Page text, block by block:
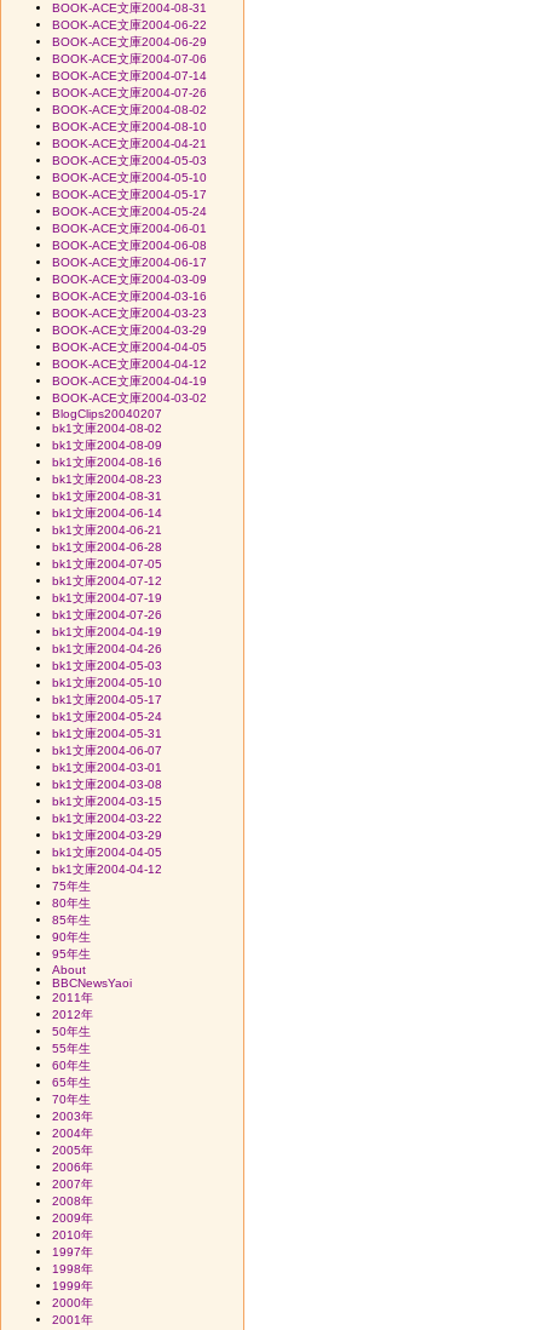
BOOK-ACE文庫2004-08-31
BOOK-ACE文庫2004-06-22
BOOK-ACE文庫2004-06-29
BOOK-ACE文庫2004-07-06
BOOK-ACE文庫2004-07-14
BOOK-ACE文庫2004-07-26
BOOK-ACE文庫2004-08-02
BOOK-ACE文庫2004-08-10
BOOK-ACE文庫2004-04-21
BOOK-ACE文庫2004-05-03
BOOK-ACE文庫2004-05-10
BOOK-ACE文庫2004-05-17
BOOK-ACE文庫2004-05-24
BOOK-ACE文庫2004-06-01
BOOK-ACE文庫2004-06-08
BOOK-ACE文庫2004-06-17
BOOK-ACE文庫2004-03-09
BOOK-ACE文庫2004-03-16
BOOK-ACE文庫2004-03-23
BOOK-ACE文庫2004-03-29
BOOK-ACE文庫2004-04-05
BOOK-ACE文庫2004-04-12
BOOK-ACE文庫2004-04-19
BOOK-ACE文庫2004-03-02
BlogClips20040207
bk1文庫2004-08-02
bk1文庫2004-08-09
bk1文庫2004-08-16
bk1文庫2004-08-23
bk1文庫2004-08-31
bk1文庫2004-06-14
bk1文庫2004-06-21
bk1文庫2004-06-28
bk1文庫2004-07-05
bk1文庫2004-07-12
bk1文庫2004-07-19
bk1文庫2004-07-26
bk1文庫2004-04-19
bk1文庫2004-04-26
bk1文庫2004-05-03
bk1文庫2004-05-10
bk1文庫2004-05-17
bk1文庫2004-05-24
bk1文庫2004-05-31
bk1文庫2004-06-07
bk1文庫2004-03-01
bk1文庫2004-03-08
bk1文庫2004-03-15
bk1文庫2004-03-22
bk1文庫2004-03-29
bk1文庫2004-04-05
bk1文庫2004-04-12
75年生
80年生
85年生
90年生
95年生
About
BBCNewsYaoi
2011年
2012年
50年生
55年生
60年生
65年生
70年生
2003年
2004年
2005年
2006年
2007年
2008年
2009年
2010年
1997年
1998年
1999年
2000年
2001年